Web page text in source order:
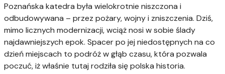
Poznańska katedra była wielokrotnie niszczona i
odbudowywana – przez pożary, wojny i zniszczenia. Dziś,
mimo licznych modernizacji, wciąż nosi w sobie ślady
najdawniejszych epok. Spacer po jej niedostępnych na co
dzień miejscach to podróż w głąb czasu, która pozwala
poczuć, iż właśnie tutaj rodziła się polska historia.